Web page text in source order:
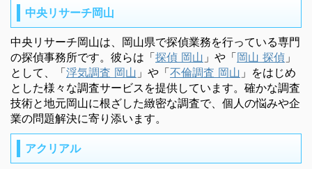
中央リサーチ岡山
中央リサーチ岡山は、岡山県で探偵業務を行っている専門
の探偵事務所です。彼らは「探偵 岡山 」や「岡山 探偵 」
として、「浮気調査 岡山 」や「不倫調査 岡山 」をはじめ
とした様々な調査サービスを提供しています。確かな調査
技術と地元岡山に根ざした緻密な調査で、個人の悩みや企
業の問題解決に寄り添います。
アクリアル